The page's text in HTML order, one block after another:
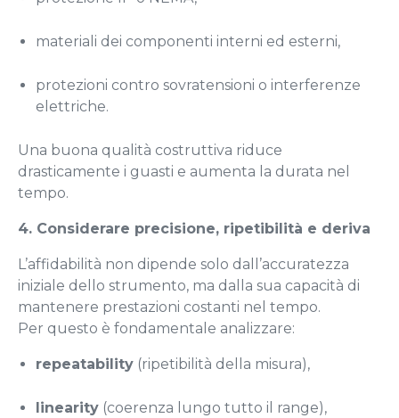
materiali dei componenti interni ed esterni,
protezioni contro sovratensioni o interferenze
elettriche.
Una buona qualità costruttiva riduce
drasticamente i guasti e aumenta la durata nel
tempo.
4. Considerare precisione, ripetibilità e deriva
L’affidabilità non dipende solo dall’accuratezza
iniziale dello strumento, ma dalla sua capacità di
mantenere prestazioni costanti nel tempo.
Per questo è fondamentale analizzare:
repeatability (ripetibilità della misura),
linearity (coerenza lungo tutto il range),